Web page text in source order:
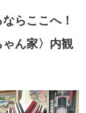
らここへ！
ゃん家〉内観